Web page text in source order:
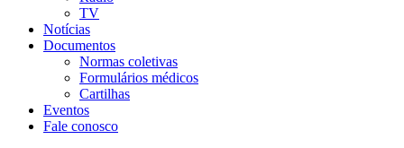
TV
Notícias
Documentos
Normas coletivas
Formulários médicos
Cartilhas
Eventos
Fale conosco